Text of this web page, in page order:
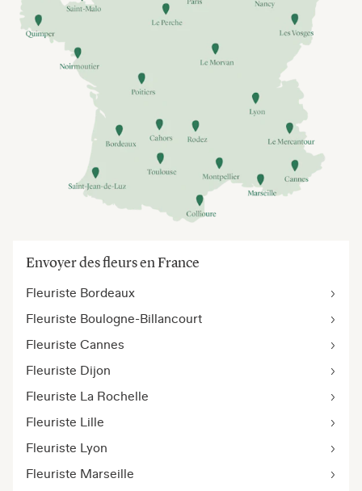
Envoyer des fleurs en France
Fleuriste Bordeaux
Fleuriste Boulogne-Billancourt
Fleuriste Cannes
Fleuriste Dijon
Fleuriste La Rochelle
Fleuriste Lille
Fleuriste Lyon
Fleuriste Marseille